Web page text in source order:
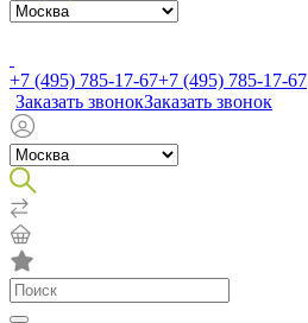
+7 (495) 785-17-67+7 (495) 785-17-67
Заказать звонокЗаказать звонок